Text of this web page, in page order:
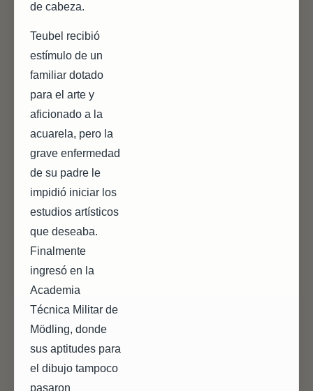
de cabeza.
Teubel recibió
estímulo de un
familiar dotado
para el arte y
aficionado a la
acuarela, pero la
grave enfermedad
de su padre le
impidió iniciar los
estudios artísticos
que deseaba.
Finalmente
ingresó en la
Academia
Técnica Militar de
Mödling, donde
sus aptitudes para
el dibujo tampoco
pasaron